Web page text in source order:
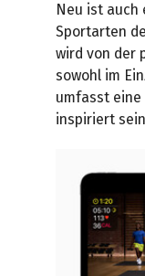
Neu ist auch
Sportarten
wird von der
sowohl im
umfasst eine
inspiriert